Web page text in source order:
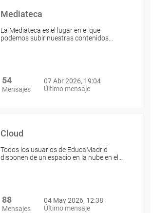
Mediateca
La Mediateca es el lugar en el que
podemos subir nuestras contenidos…
54
Mensajes
07 Abr 2026, 19:04
Último mensaje
Cloud
Todos los usuarios de EducaMadrid
disponen de un espacio en la nube en el…
88
Mensajes
04 May 2026, 12:38
Último mensaje